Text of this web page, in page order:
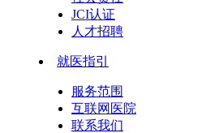
JCI认证
人才招聘
就医指引
服务范围
互联网医院
联系我们